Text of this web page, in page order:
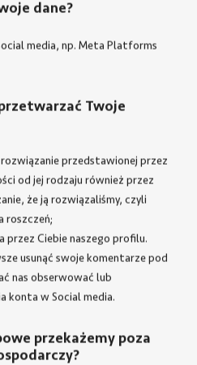
dane?
media, np. Meta Platforms
Twoje
przedstawionej przez
od jej rodzaju również przez
że ją rozwiązaliśmy, czyli
roszczeń;
przez Ciebie naszego profilu.
usunąć swoje komentarze pod
nas obserwować lub
konta w Social media.
przekażemy poza